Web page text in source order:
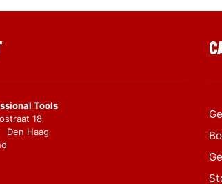
Tools
18
Den Haag